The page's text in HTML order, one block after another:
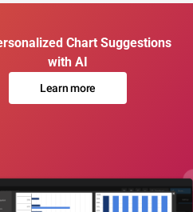
Chart Suggestions
with AI
Learn more